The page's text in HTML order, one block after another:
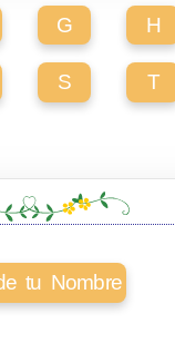
G H
S T
tu Nombre